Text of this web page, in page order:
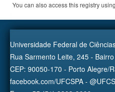
You can also access this registry
Universidade Federal de
Rua Sarmento Leite, 245 -
CEP: 90050-170 - Porto Alegre/
facebook.com/UFCSPA -